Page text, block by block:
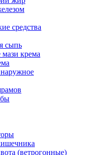
средства
сыпь
крема
(ветрогонные)